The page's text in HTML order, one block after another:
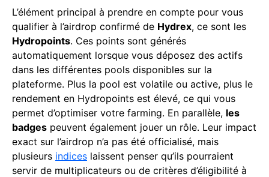
L’élément principal à prendre en compte pour vous
qualifier à l’airdrop confirmé de Hydrex, ce sont les
Hydropoints. Ces points sont générés
automatiquement lorsque vous déposez des actifs
dans les différentes pools disponibles sur la
plateforme. Plus la pool est volatile ou active, plus le
rendement en Hydropoints est élevé, ce qui vous
permet d’optimiser votre farming. En parallèle, les
badges peuvent également jouer un rôle. Leur impact
exact sur l’airdrop n’a pas été officialisé, mais
plusieurs indices laissent penser qu’ils pourraient
servir de multiplicateurs ou de critères d’éligibilité à